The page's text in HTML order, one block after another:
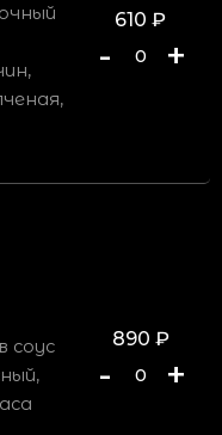
610 ₽
- 0 +
соус
890 ₽
- 0 +